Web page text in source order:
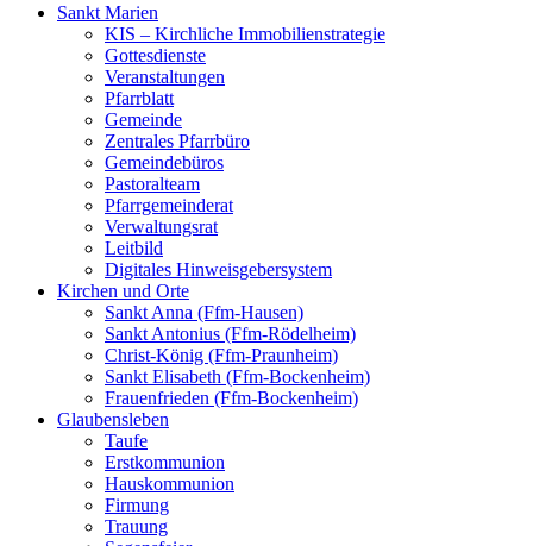
Sankt Marien
KIS – Kirchliche Immobilienstrategie
Gottesdienste
Veranstaltungen
Pfarrblatt
Gemeinde
Zentrales Pfarrbüro
Gemeindebüros
Pastoralteam
Pfarrgemeinderat
Verwaltungsrat
Leitbild
Digitales Hinweisgebersystem
Kirchen und Orte
Sankt Anna (Ffm-Hausen)
Sankt Antonius (Ffm-Rödelheim)
Christ-König (Ffm-Praunheim)
Sankt Elisabeth (Ffm-Bockenheim)
Frauenfrieden (Ffm-Bockenheim)
Glaubensleben
Taufe
Erstkommunion
Hauskommunion
Firmung
Trauung